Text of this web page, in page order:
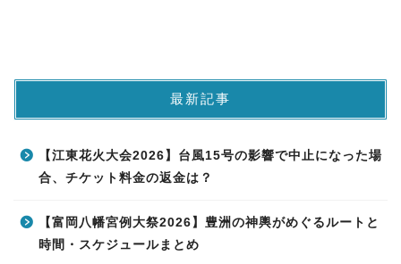
最新記事
【江東花火大会2026】台風15号の影響で中止になった場
合、チケット料金の返金は？
【富岡八幡宮例大祭2026】豊洲の神輿がめぐるルートと
時間・スケジュールまとめ